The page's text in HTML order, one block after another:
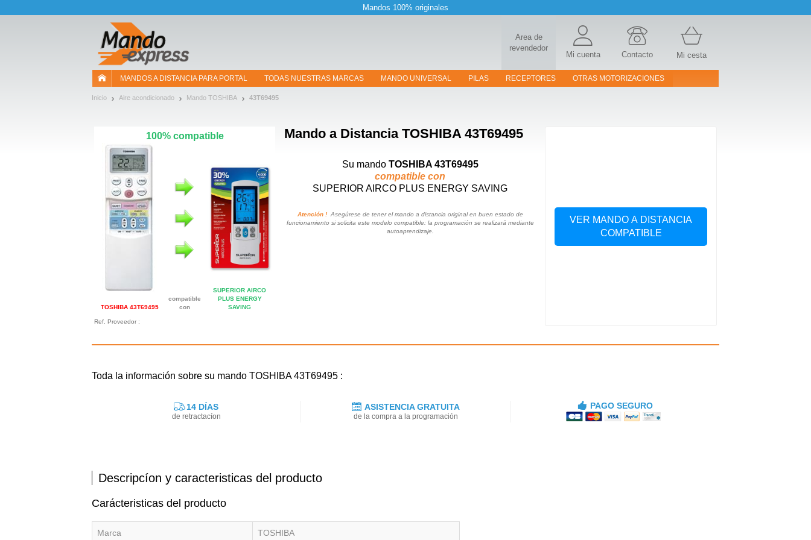
Mandos 100% originales
Area de
revendedor
Mi cuenta Contacto Mi cesta
MANDOS A DISTANCIA PARA PORTAL TODAS NUESTRAS MARCAS MANDO UNIVERSAL PILAS RECEPTORES OTRAS MOTORIZACIONES
Inicio Aire acondicionado Mando TOSHIBA 43T69495
Mando a DistanciaTOSHIBA 43T69495
100% compatible
TOSHIBA 43T69495
compatible
con
SUPERIOR AIRCO
PLUS ENERGY
SAVING
Su mando TOSHIBA 43T69495
compatible con
SUPERIOR AIRCO PLUS ENERGY SAVING
Atención !Asegúrese de tener el mando a distancia original en buen estado de
funcionamiento si solicita este modelo compatible: la programación se realizará mediante
autoaprendizaje.
VER MANDO A DISTANCIA
COMPATIBLE
Ref. Proveedor :
Toda la información sobre su mando TOSHIBA 43T69495 :
14 DÍAS
de retractacíon
ASISTENCIA GRATUITA
de la compra a la programación
PAGO SEGURO
Descripcíon y caracteristicas del producto
Carácteristicas del producto
Marca TOSHIBA